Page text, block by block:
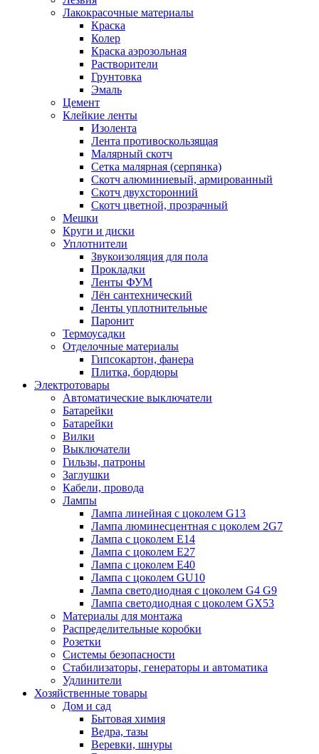
Лакокрасочные материалы
Краска
Колер
Краска аэрозольная
Растворители
Грунтовка
Эмаль
Цемент
Клейкие ленты
Изолента
Лента противоскользящая
Малярный скотч
Сетка малярная (серпянка)
Скотч алюминиевый, армированный
Скотч двухсторонний
Скотч цветной, прозрачный
Мешки
Круги и диски
Уплотнители
Звукоизоляция для пола
Прокладки
Ленты ФУМ
Лён сантехнический
Ленты уплотнительные
Паронит
Термоусадки
Отделочные материалы
Гипсокартон, фанера
Плитка, бордюры
Электротовары
Автоматические выключатели
Батарейки
Батарейки
Вилки
Выключатели
Гильзы, патроны
Заглушки
Кабели, провода
Лампы
Лампа линейная с цоколем G13
Лампа люминесцентная с цоколем 2G7
Лампа с цоколем E14
Лампа с цоколем E27
Лампа с цоколем E40
Лампа с цоколем GU10
Лампа светодиодная с цоколем G4 G9
Лампа светодиодная с цоколем GX53
Материалы для монтажа
Распределительные коробки
Розетки
Системы безопасности
Стабилизаторы, генераторы и автоматика
Удлинители
Хозяйственные товары
Дом и сад
Бытовая химия
Ведра, тазы
Веревки, шнуры